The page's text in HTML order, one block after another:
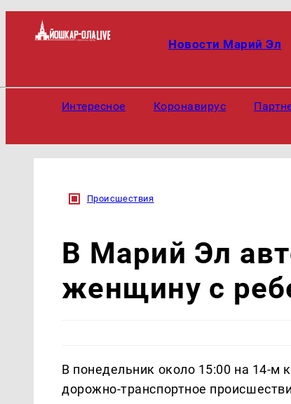
Новости Марий Эл
Интересное Коронавирус
Происшествия
В Марий Эл
женщину с
В понедельник около 15:00 на 14-
дорожно-транспортное